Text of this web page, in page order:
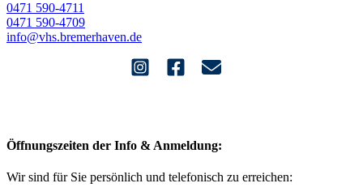
0471 590-4711
0471 590-4709
info@vhs.bremerhaven.de
Öffnungszeiten der Info & Anmeldung:
Wir sind für Sie persönlich und telefonisch zu erreichen: